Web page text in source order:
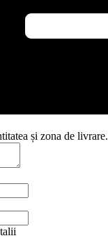
și zona de livrare.